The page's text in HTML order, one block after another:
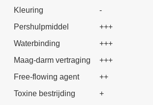
Kleuring
-
Pershulpmiddel
+++
Waterbinding
+++
Maag-darm vertraging
+++
Free-flowing agent
++
Toxine bestrijding
+